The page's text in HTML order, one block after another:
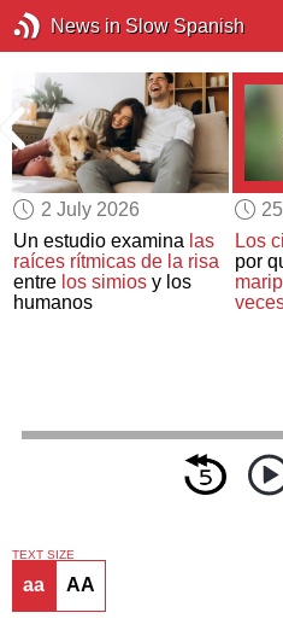
News in Slow Spanish
2 July 2026
Un estudio examina las
raíces rítmicas de la risa
entre los simios y los
humanos
Los
por
TEXT SIZE
aa AA